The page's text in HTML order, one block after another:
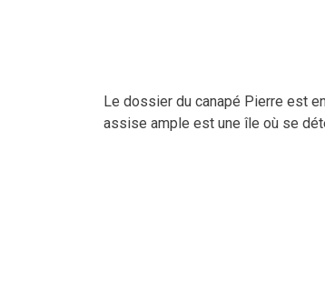
Le dossier du canapé Pierre est
assise ample est une île où se